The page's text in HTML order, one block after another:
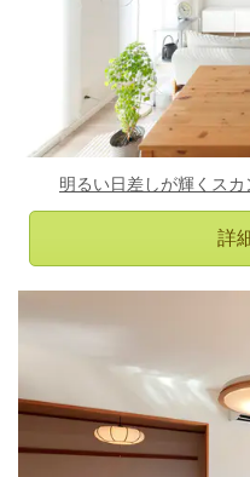
明るい日差しが輝くス
詳